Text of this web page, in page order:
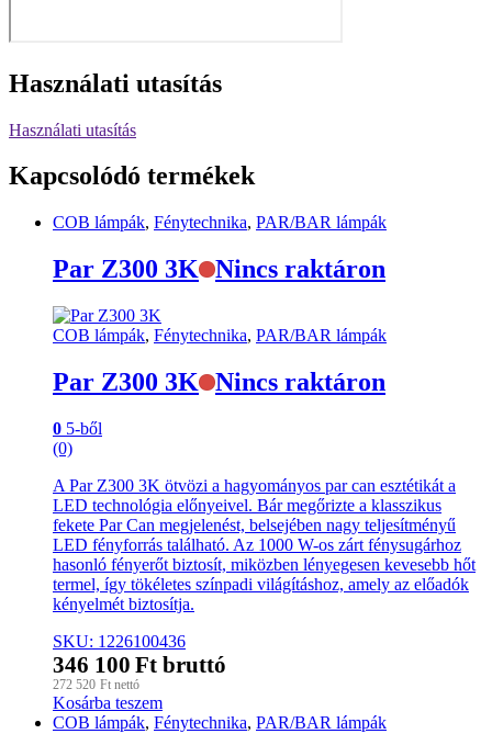
Használati utasítás
Használati utasítás
Kapcsolódó termékek
COB lámpák, Fénytechnika, PAR/BAR lámpák
Par Z300 3K Nincs raktáron
COB lámpák, Fénytechnika, PAR/BAR lámpák
Par Z300 3K Nincs raktáron
0 5-ből
(0)
A Par Z300 3K ötvözi a hagyományos par can esztétikát a
LED technológia előnyeivel. Bár megőrizte a klasszikus
fekete Par Can megjelenést, belsejében nagy teljesítményű
LED fényforrás található. Az 1000 W-os zárt fénysugárhoz
hasonló fényerőt biztosít, miközben lényegesen kevesebb hőt
termel, így tökéletes színpadi világításhoz, amely az előadók
kényelmét biztosítja.
SKU: 1226100436
346 100 Ft bruttó
272 520 Ft nettó
Kosárba teszem
COB lámpák, Fénytechnika, PAR/BAR lámpák